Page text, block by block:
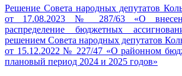
Решение Совета народных депутатов
от 17.08.2023 № 287/63 «О
распределение бюджетных
решением Совета народных депутатов
от 15.12.2022 № 227/47 «О районном
плановый период 2024 и 2025 годов»